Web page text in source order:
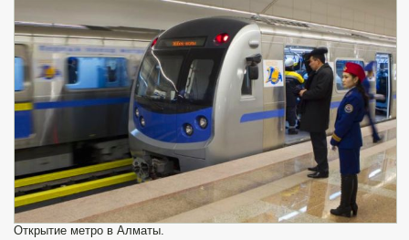
Открытие метро в Алматы.